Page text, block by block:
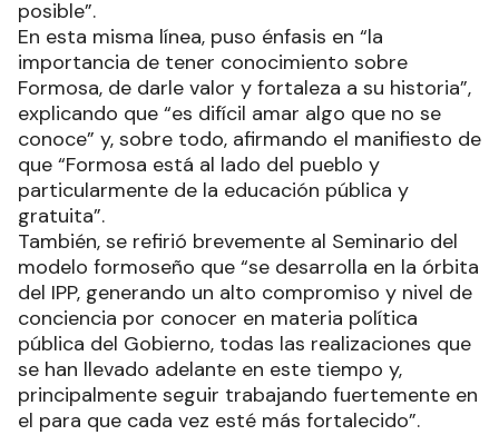
posible”.
En esta misma línea, puso énfasis en “la
importancia de tener conocimiento sobre
Formosa, de darle valor y fortaleza a su historia”,
explicando que “es difícil amar algo que no se
conoce” y, sobre todo, afirmando el manifiesto de
que “Formosa está al lado del pueblo y
particularmente de la educación pública y
gratuita”.
También, se refirió brevemente al Seminario del
modelo formoseño que “se desarrolla en la órbita
del IPP, generando un alto compromiso y nivel de
conciencia por conocer en materia política
pública del Gobierno, todas las realizaciones que
se han llevado adelante en este tiempo y,
principalmente seguir trabajando fuertemente en
el para que cada vez esté más fortalecido”.